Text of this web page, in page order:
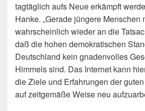
tagtäglich aufs Neue erkämpft
Hanke. „Gerade jüngere Menschen
wahrscheinlich wieder an die
daß die hohen demokratischen
Deutschland kein gnadenvolles
Himmels sind. Das Internet kann
die Ziele und Erfahrungen der
auf zeitgemäße Weise neu